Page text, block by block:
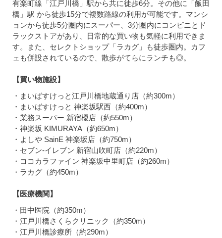
有楽町線「江戸川橋」駅から共に徒歩6分。その他に「飯田
橋」駅 から徒歩15分で複数路線の利用が可能です。マンシ
ョンから徒歩5分圏内にスーパー、3分圏内にコンビニとド
ラックストアがあり、日常的な買い物も気軽に利用できま
す。また、セレクトショップ「ラカグ」も徒歩圏内。カフ
ェも併設されているので、散歩がてらにランチも◎。
【買い物施設】
・まいばすけっと江戸川橋地蔵通り店（約300m）
・まいばすけっと 神楽坂駅西（約400m）
・業務スーパー 新宿榎店（約550m）
・神楽坂 KIMURAYA（約650m）
・よしや SainE 神楽坂店（約750m）
・セブン-イレブン 新宿山吹町店（約220m）
・ココカラファイン 神楽坂中里町店（約260m）
・ラカグ（約450m）
【医療機関】
・田中医院（約350m）
・江戸川橋さくらクリニック（約350m）
・江戸川橋診療所（約290m）